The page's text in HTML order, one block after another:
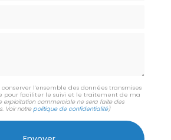
l'ensemble des données transmises
pour faciliter le suivi et le traitement de ma
exploitation commerciale ne sera faite des
Voir notrepolitique de confidentialité)